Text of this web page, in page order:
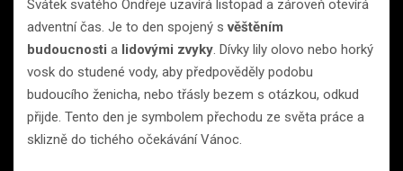
Svátek svatého Ondřeje uzavírá listopad a zároveň otevírá
adventní čas. Je to den spojený svěštěním
budoucnosti a lidovými zvyky . Dívky lily olovo nebo horký
vosk do studené vody, aby předpověděly podobu
budoucího ženicha, nebo třásly bezem s otázkou, odkud
přijde. Tento den je symbolem přechodu ze světa práce a
sklizně do tichého očekávání Vánoc.